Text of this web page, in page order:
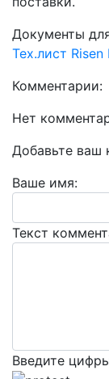
Документы
Тех.лист Risen
Комментарии:
Нет
Добавьте ваш
Ваше имя:
Текст
Введите